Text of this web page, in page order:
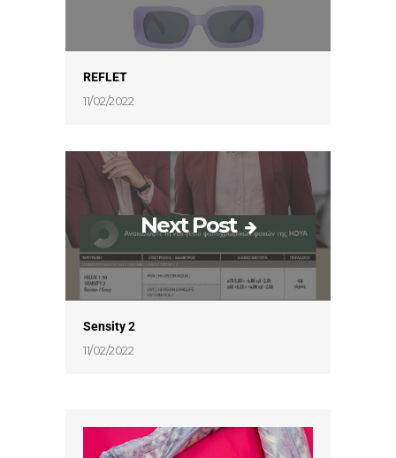
REFLET
11/02/2022
Next Post
Sensity 2
11/02/2022